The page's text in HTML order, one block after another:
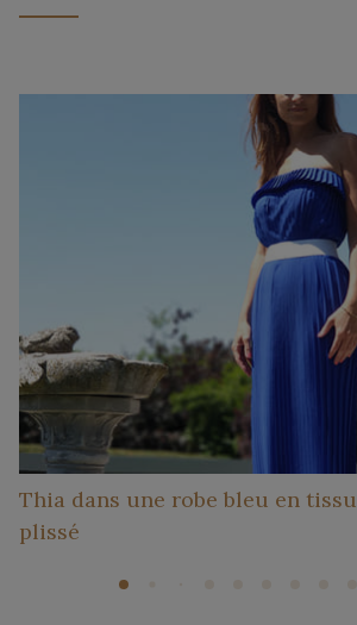
Thia dans une robe bleu en tissu
plissé